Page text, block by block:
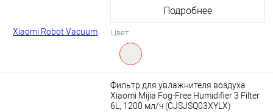
Подробнее
Цвет
Фильтр для увлажнителя воздуха
Xiaomi Mijia Fog-Free Humidifier 3 Filter
6L, 1200 мл/ч (CJSJSQ03XYLX)